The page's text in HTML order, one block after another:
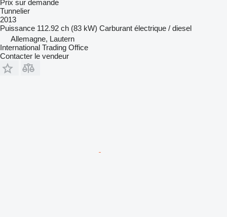
Prix sur demande
Tunnelier
2013
Puissance 112.92 ch (83 kW) Carburant électrique / diesel
Allemagne, Lautern
International Trading Office
Contacter le vendeur